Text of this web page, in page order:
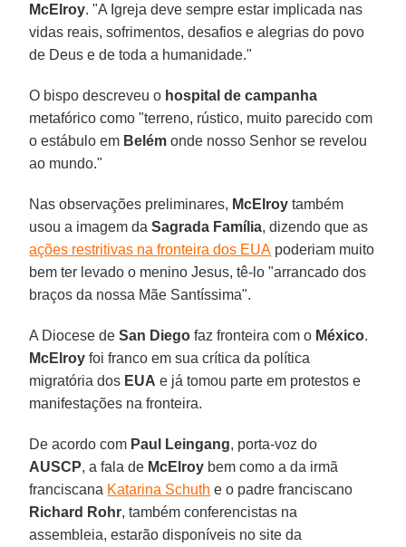
McElroy. "A Igreja deve sempre estar implicada nas
vidas reais, sofrimentos, desafios e alegrias do povo
de Deus e de toda a humanidade."
O bispo descreveu o hospital de campanha
metafórico como "terreno, rústico, muito parecido com
o estábulo em Belém onde nosso Senhor se revelou
ao mundo."
Nas observações preliminares, McElroy também
usou a imagem daSagrada Família, dizendo que as
ações restritivas na fronteira dos EUA poderiam muito
bem ter levado o menino Jesus, tê-lo "arrancado dos
braços da nossa Mãe Santíssima".
A Diocese deSan Diego faz fronteira com o México.
McElroy foi franco em sua crítica da política
migratória dos EUA e já tomou parte em protestos e
manifestações na fronteira.
De acordo com Paul Leingang, porta-voz do
AUSCP, a fala de McElroy bem como a da irmã
franciscana Katarina Schuth e o padre franciscano
Richard Rohr, também conferencistas na
assembleia, estarão disponíveis no site da